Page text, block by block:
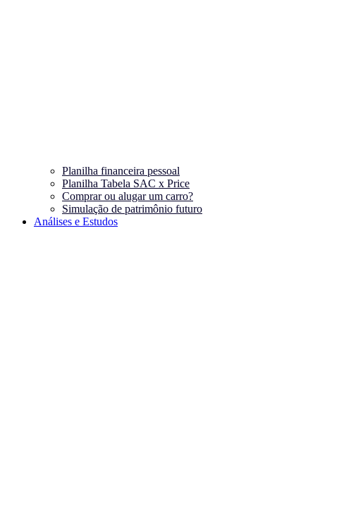
Planilha financeira pessoal
Planilha Tabela SAC x Price
Comprar ou alugar um carro?
Simulação de patrimônio futuro
Análises e Estudos